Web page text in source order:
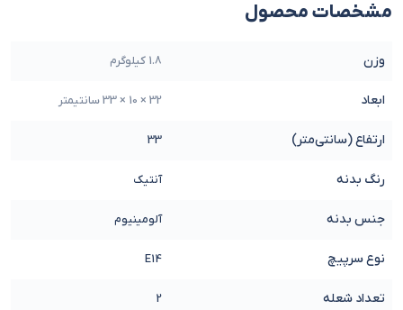
مشخصات محصول
وزن 1.8 کیلوگرم
ابعاد 32 × 10 × 33 سانتیمتر
ارتفاع (سانتی‌متر) 33
رنگ بدنه آنتیک
جنس بدنه آلومینیوم
نوع سرپیچ E14
تعداد شعله 2